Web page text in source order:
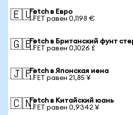
🇪🇺Fetch в Евро
1 FET равен 0,1198 €
🇬🇧Fetch в Британский фунт
1 FET равен 0,1026 £
🇯🇵Fetch в Японская иена
1 FET равен 21,85 ¥
🇨🇳Fetch в Китайский юань
1 FET равен 0,9342 ¥